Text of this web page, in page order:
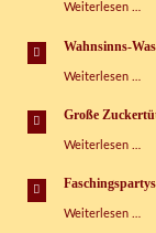
Weiterlesen …
Wahnsinns-
Weiterlesen …
Große
Weiterlesen …
im
Weiterlesen …